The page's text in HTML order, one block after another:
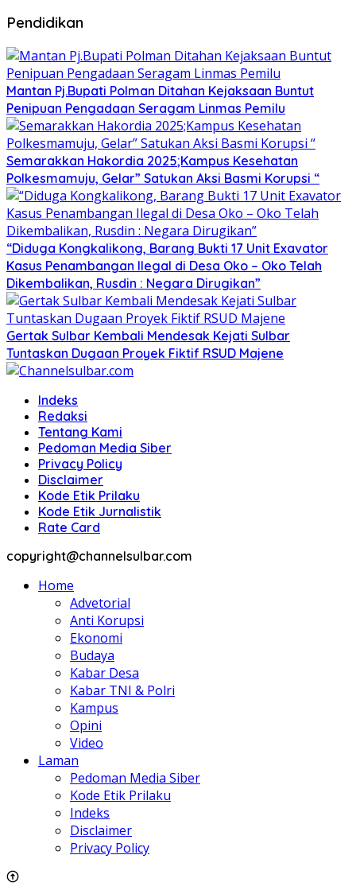
Pendidikan
Mantan Pj.Bupati Polman Ditahan Kejaksaan Buntut
Penipuan Pengadaan Seragam Linmas Pemilu
Semarakkan Hakordia 2025;Kampus Kesehatan
Polkesmamuju, Gelar” Satukan Aksi Basmi Korupsi “
“Diduga Kongkalikong, Barang Bukti 17 Unit Exavator
Kasus Penambangan Ilegal di Desa Oko – Oko Telah
Dikembalikan, Rusdin : Negara Dirugikan”
Gertak Sulbar Kembali Mendesak Kejati Sulbar
Tuntaskan Dugaan Proyek Fiktif RSUD Majene
Indeks
Redaksi
Tentang Kami
Pedoman Media Siber
Privacy Policy
Disclaimer
Kode Etik Prilaku
Kode Etik Jurnalistik
Rate Card
copyright@channelsulbar.com
Home
Advetorial
Anti Korupsi
Ekonomi
Budaya
Kabar Desa
Kabar TNI & Polri
Kampus
Opini
Video
Laman
Pedoman Media Siber
Kode Etik Prilaku
Indeks
Disclaimer
Privacy Policy